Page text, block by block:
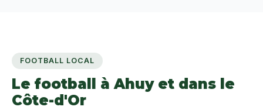
FOOTBALL LOCAL
Le football à Ahuy et dans le
Côte-d'Or